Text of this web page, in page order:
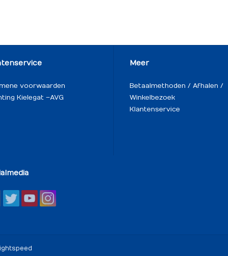
voorwaarden
Kielegat – AVG
Meer
Betaalmethoden / Afhalen /
Winkelbezoek
Klantenservice